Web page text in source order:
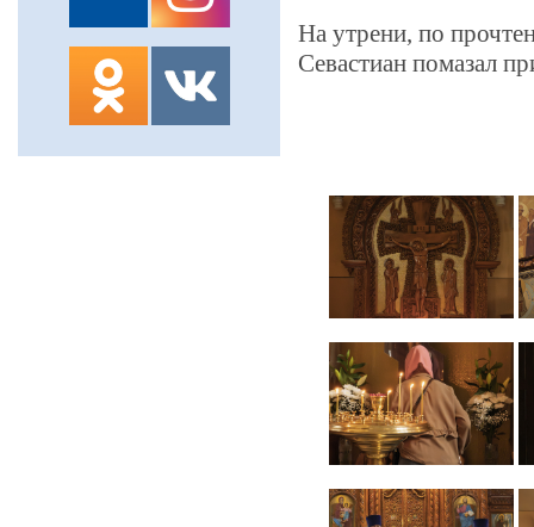
На утрени, по
Севастиан помазал